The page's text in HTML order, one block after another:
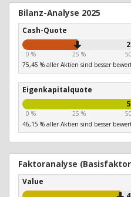
Bilanz-Analyse 2025
Cash-Quote
0 % 25 %
75,45 % aller Aktien sind besser
Eigenkapitalquote
0 % 25 %
46,15 % aller Aktien sind besser
Faktoranalyse
Value